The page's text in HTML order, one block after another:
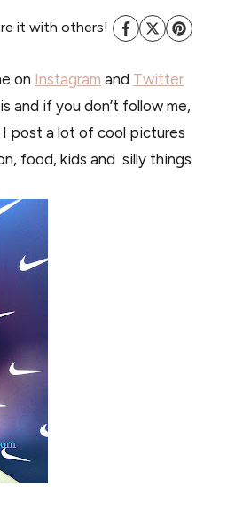
it with others!
on Instagram and Twitter
and if you don’t follow me,
I post a lot of cool pictures
food, kids and silly things